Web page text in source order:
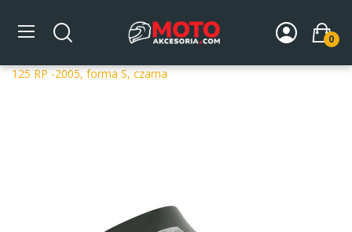
0
Strona główna DLA MOTOCYKLA Szyby
Szyby
125 RP -2005, forma S, czarna